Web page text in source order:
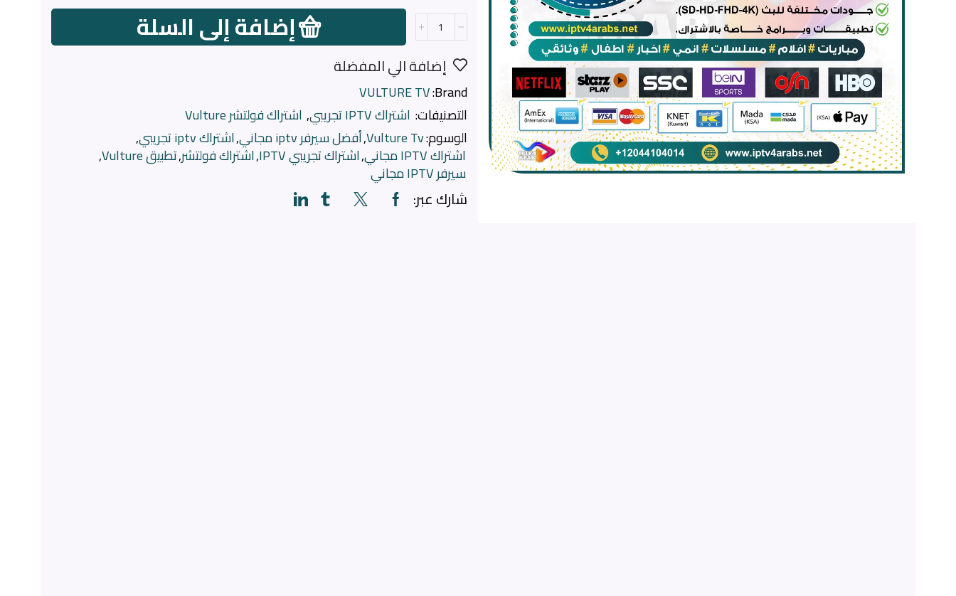
إضافة إلى السلة
إضافة الي المفضلة
Brand:
VULTURE TV
التصنيفات: اشتراك IPTV تجريبي , اشتراك فولتشر Vulture
الوسوم:Vulture Tv
,أفضل سيرفر iptv مجاني ,اشتراك iptv تجريبي ,
اشتراك IPTV مجاني ,اشتراك تجريبي IPTV ,اشتراك فولتشر,تطبيق Vulture ,
سيرفر IPTV مجاني
شارك عبر: